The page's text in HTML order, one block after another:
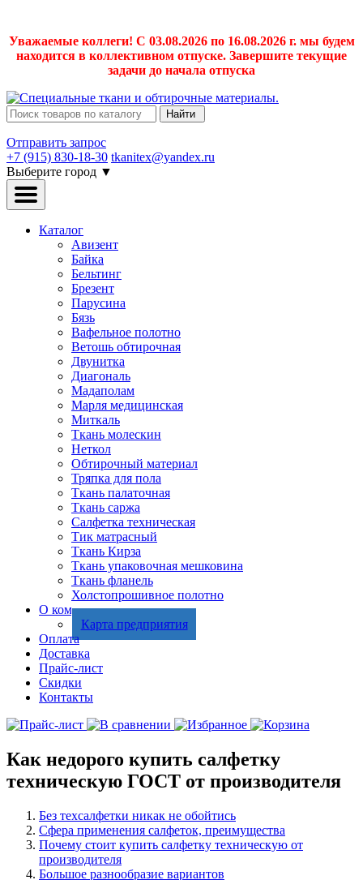
Уважаемые коллеги! С 03.08.2026 по 16.08.2026 г. мы будем
находится в коллективном отпуске. Завершите текущие
задачи до начала отпуска
Найти
Отправить запрос
+7 (915) 830-18-30 tkanitex@yandex.ru
Выберите город ▼
Каталог
Авизент
Байка
Бельтинг
Брезент
Парусина
Бязь
Вафельное полотно
Ветошь обтирочная
Двунитка
Диагональ
Мадаполам
Марля медицинская
Миткаль
Ткань молескин
Неткол
Обтирочный материал
Тряпка для пола
Ткань палаточная
Ткань саржа
Салфетка техническая
Тик матрасный
Ткань Кирза
Ткань упаковочная мешковина
Ткань фланель
Холстопрошивное полотно
О компании
Карта предприятия
Оплата
Доставка
Прайс-лист
Скидки
Контакты
Как недорого купить салфетку
техническую ГОСТ от производителя
Без техсалфетки никак не обойтись
Сфера применения салфеток, преимущества
Почему стоит купить салфетку техническую от
производителя
Большое разнообразие вариантов